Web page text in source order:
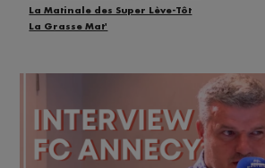
La Matinale des Super Lève-Tôt
La Grasse Mat'